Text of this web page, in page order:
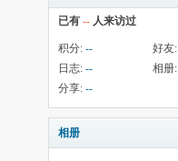
已有 -- 人来访过
积分: -- 好友:
日志: -- 相册:
分享: --
相册